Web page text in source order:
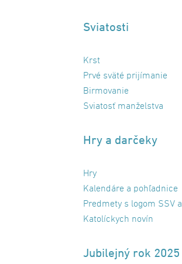
Sviatosti
Krst
Prvé sväté prijímanie
Birmovanie
Sviatosť manželstva
Hry a darčeky
Hry
Kalendáre a pohľadnice
Predmety s logom SSV a
Katolíckych novín
Jubilejný rok 2025